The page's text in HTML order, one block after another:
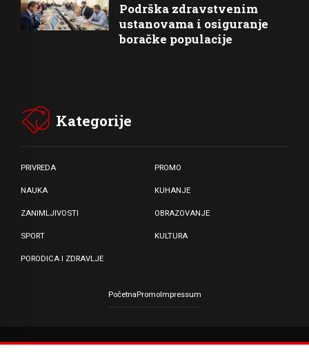
Podrška zdravstvenim
ustanovama i osiguranje
boračke populacije
Kategorije
PRIVREDA PROMO
NAUKA KUHANJE
ZANIMLJIVOSTI OBRAZOVANJE
SPORT KULTURA
PORODICA I ZDRAVLJE
PočetnaPromoImpressum